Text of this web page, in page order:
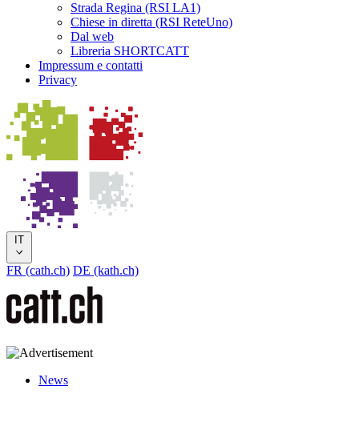
Strada Regina (RSI LA1)
Chiese in diretta (RSI ReteUno)
Dal web
Libreria SHORTCATT
Impressum e contatti
Privacy
IT
FR (cath.ch) DE (kath.ch)
News